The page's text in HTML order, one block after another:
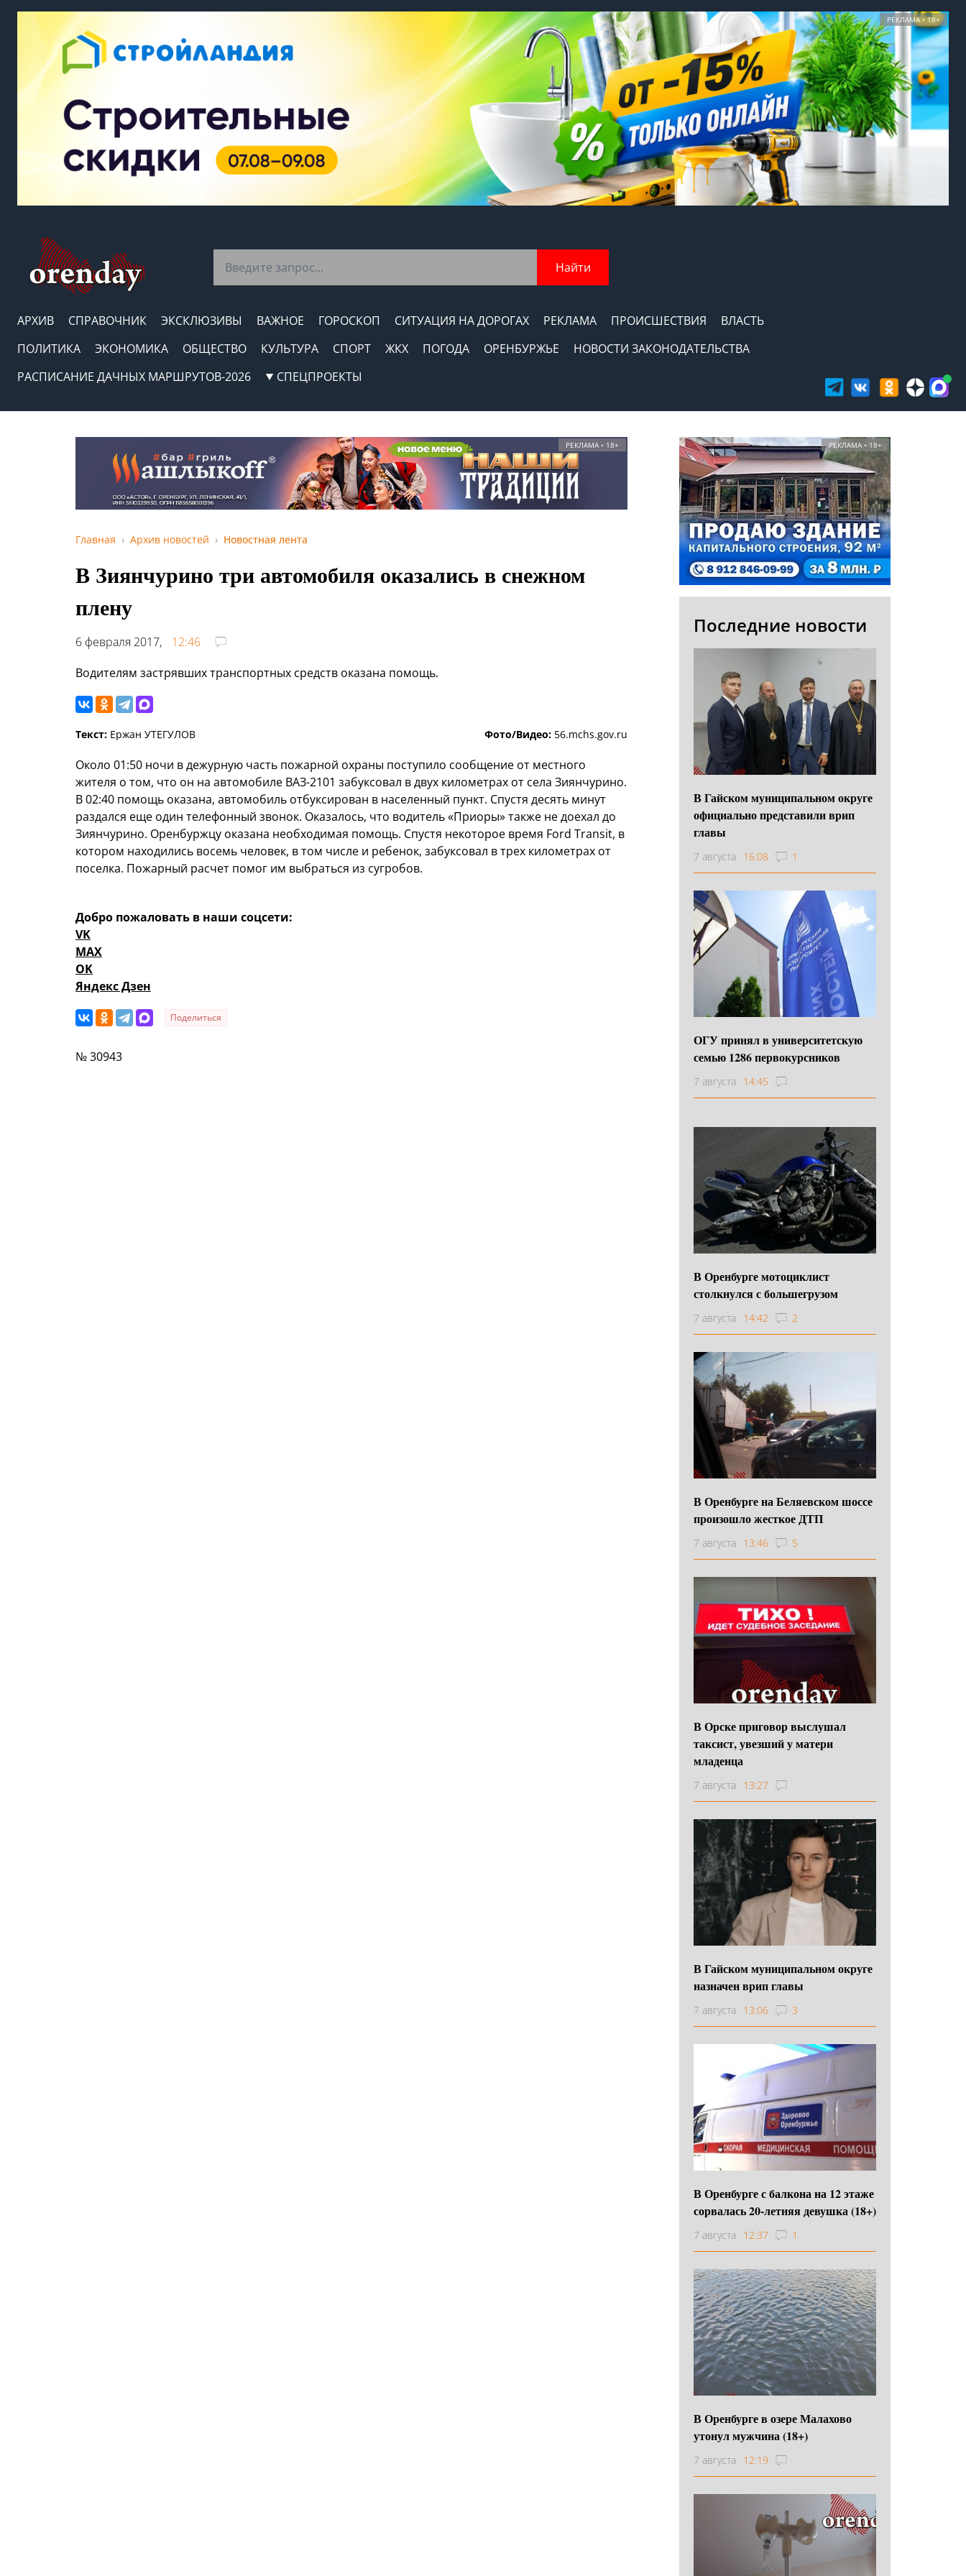
РЕКЛАМА • 18+
Найти
АРХИВ СПРАВОЧНИК ЭКСКЛЮЗИВЫ ВАЖНОЕ ГОРОСКОП СИТУАЦИЯ НА ДОРОГАХ РЕКЛАМА ПРОИСШЕСТВИЯ
ВЛАСТЬ
ПОЛИТИКА
ЭКОНОМИКА ОБЩЕСТВО КУЛЬТУРА СПОРТ ЖКХ ПОГОДА ОРЕНБУРЖЬЕ
НОВОСТИ ЗАКОНОДАТЕЛЬСТВА
РАСПИСАНИЕ ДАЧНЫХ МАРШРУТОВ-2026
СПЕЦПРОЕКТЫ
РЕКЛАМА • 18+
Главная Архив новостей Новостная лента
В Зиянчурино три автомобиля оказались в снежном
плену
6 февраля 2017,
12:46
Водителям застрявших транспортных средств оказана помощь.
Текст: Ержан УТЕГУЛОВ Фото/Видео: 56.mchs.gov.ru
Около 01:50 ночи в дежурную часть пожарной охраны поступило сообщение от местного
жителя о том, что он на автомобиле ВАЗ-2101 забуксовал в двух километрах от села Зиянчурино.
В 02:40 помощь оказана, автомобиль отбуксирован в населенный пункт. Спустя десять минут
раздался еще один телефонный звонок. Оказалось, что водитель «Приоры» также не доехал до
Зиянчурино. Оренбуржцу оказана необходимая помощь. Спустя некоторое время Ford Transit, в
котором находились восемь человек, в том числе и ребенок, забуксовал в трех километрах от
поселка. Пожарный расчет помог им выбраться из сугробов.
Добро пожаловать в наши соцсети:
VK
MAX
OK
Яндекс Дзен
Поделиться
№ 30943
РЕКЛАМА • 18+
Последние новости
В Гайском муниципальном округе
официально представили врип
главы
7 августа 16:08 1
ОГУ принял в университетскую
семью 1286 первокурсников
7 августа 14:45
В Оренбурге мотоциклист
столкнулся с большегрузом
7 августа 14:42 2
В Оренбурге на Беляевском шоссе
произошло жесткое ДТП
7 августа 13:46 5
В Орске приговор выслушал
таксист, увезший у матери
младенца
7 августа 13:27
В Гайском муниципальном округе
назначен врип главы
7 августа 13:06 3
В Оренбурге с балкона на 12 этаже
сорвалась 20-летняя девушка (18+)
7 августа 12:37 1
В Оренбурге в озере Малахово
утонул мужчина (18+)
7 августа 12:19